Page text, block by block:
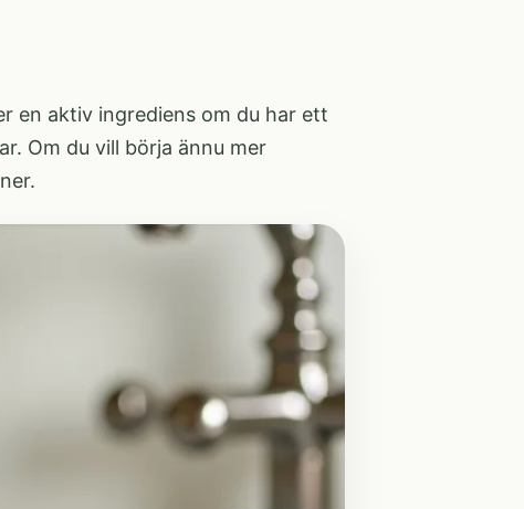
en aktiv ingrediens om du har ett
Om du vill börja ännu mer
.